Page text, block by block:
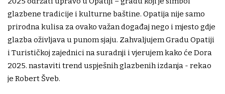
glazbene tradicije i kulturne baštine. Opatija nije samo
prirodna kulisa za ovako važan događaj nego i mjesto gdje
glazba oživljava u punom sjaju. Zahvaljujem Gradu Opatiji
i Turističkoj zajednici na suradnji i vjerujem kako će Dora
2025. nastaviti trend uspješnih glazbenih izdanja - rekao
je Robert Šveb.